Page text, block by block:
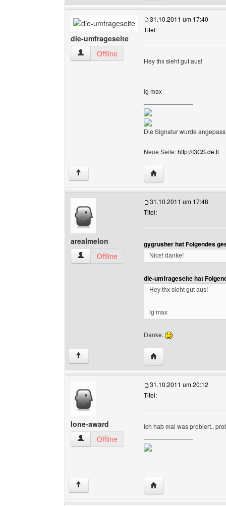
die-umfrageseite
die-umfrageseite Benutzer-Profile anzeigen
Offline
31.10.2011 um 17:40
Titel:
Hey thx sieht gut aus!
lg max
Die Signatur wurde
Neue Seite:http://I3GS.de.tl
↑ Website dieses
arealmelon
arealmelon Benutzer-Profile anzeigen
Offline
31.10.2011 um 17:48
Titel:
gygrusher hat Folgendes
Nice! danke!
die-umfrageseite hat
Hey thx sieht gut aus!
lg max
Danke.
↑ Website dieses
lone-award
lone-award Benutzer-Profile anzeigen
Offline
31.10.2011 um 20:12
Titel:
Ich hab mal was probiert..
↑ Website dieses